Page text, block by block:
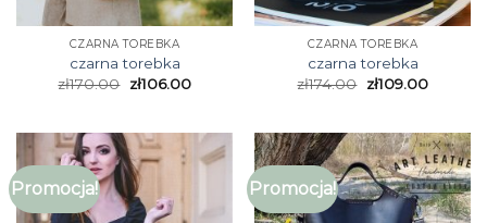
CZARNA TOREBKA
czarna torebka
zł170.00 zł106.00
CZARNA TOREBKA
czarna torebka
zł174.00 zł109.00
Promocja! Promocja!